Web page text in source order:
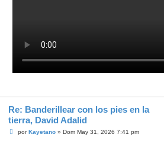
Re: Banderillear con los pies en la
tierra, David Adalid
MporKayetano» Dom May 31, 2026 7:41 pm